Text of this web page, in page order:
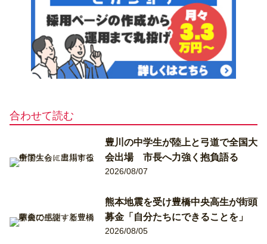
合わせて読む
豊川の中学生が陸上と弓道で全国大
会出場 市長へ力強く抱負語る
2026/08/07
熊本地震を受け豊橋中央高生が街頭
募金「自分たちにできることを」
2026/08/05